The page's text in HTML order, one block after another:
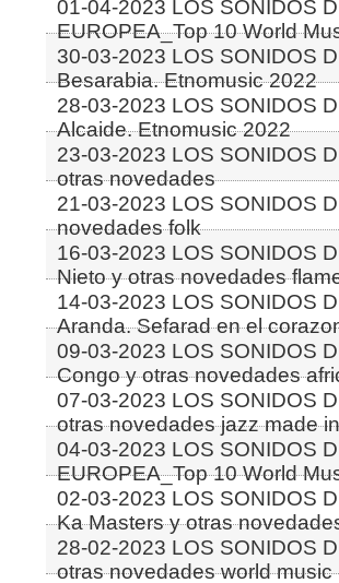
01-04-2023 LOS SONIDOS
EUROPEA_Top 10 World
30-03-2023 LOS SONIDOS
Besarabia. Etnomusic 2022
28-03-2023 LOS SONIDOS
Alcaide. Etnomusic 2022
23-03-2023 LOS SONIDOS
otras novedades
21-03-2023 LOS SONIDOS
novedades folk
16-03-2023 LOS SONIDOS
Nieto y otras novedades
14-03-2023 LOS SONIDOS
Aranda. Sefarad en el
09-03-2023 LOS SONIDOS
Congo y otras novedades
07-03-2023 LOS SONIDOS
otras novedades jazz made
04-03-2023 LOS SONIDOS
EUROPEA_Top 10 World
02-03-2023 LOS SONIDOS
Ka Masters y otras
28-02-2023 LOS SONIDOS
otras novedades world music